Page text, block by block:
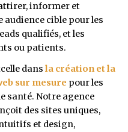
informer et
cible pour les
qualifiés, et les
ou patients.
dans la création et la
sur mesure pour les
santé. Notre agence
des sites uniques,
et design,